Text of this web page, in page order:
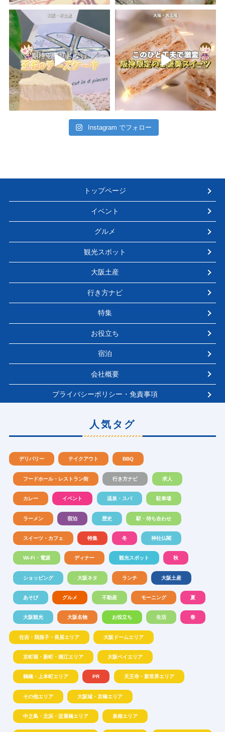
Instagram でフォロー
トップページ
イベント
グルメ
観光スポット
大阪土産
行き方ナビ
特集
お役立ち
宿泊
会社概要
プライバシーポリシー・免責事項
人気タグ
デリバリー テイクアウト BBQ
フードホール・レストラン街 行き方ナビ 求人
カレー イベント 温泉・スパ 駐車場
ラーメン 宿泊 歴史 駅・待ち合わせ
スイーツ・カフェ 特集 冬 神社仏閣
Wi-Fi・電源 ディナー 観光スポット 秋
ショッピング 大阪ネタ ランチ 大阪土産
あそび グルメ 不動産 モーニング 夏
大阪観光 大阪名物 お役立ち 生活 春
住吉・我孫子・長居エリア 大阪ドームエリア
京町堀・新町・堀江エリア 大阪ベイエリア
鶴橋・上本町エリア PR 天王寺・新世界エリア
その他エリア 大阪城・京橋エリア
中之島・北浜・淀屋橋エリア 泉南エリア